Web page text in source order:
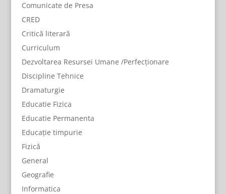
Comunicate de Presa
CRED
Critică literară
Curriculum
Dezvoltarea Resursei Umane /Perfecționare
Discipline Tehnice
Dramaturgie
Educatie Fizica
Educatie Permanenta
Educație timpurie
Fizică
General
Geografie
Informatica